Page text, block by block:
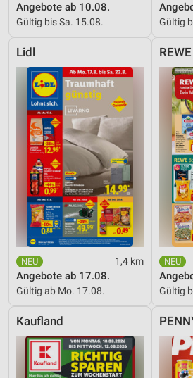
Angebote ab 10.08.
Gültig bis Sa. 15.08. Gültig
Lidl
1,4 km
Angebote ab 17.08.
Gültig ab Mo. 17.08.
REWE
Gültig
Kaufland